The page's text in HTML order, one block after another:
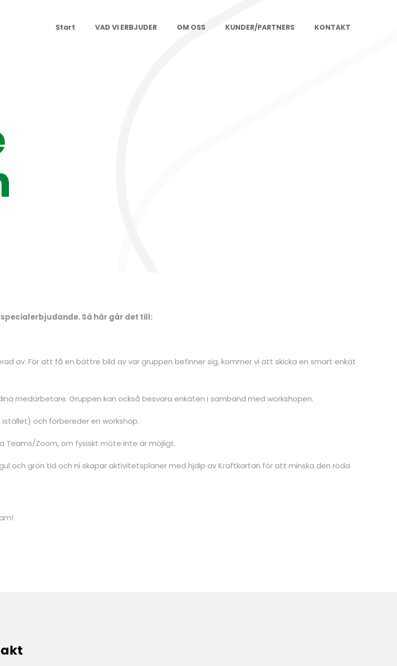
Start VAD VI ERBJUDER OM OSS KUNDER/PARTNERS KONTAKT
Så här går det till:
av. För att få en bättre bild av var gruppen befinner sig, kommer vi att skicka en smart enkät
medarbetare. Gruppen kan också besvara enkäten i samband med workshopen.
och förbereder en workshop.
Teams/Zoom, om fysiskt möte inte är möjligt.
och grön tid och ni skapar aktivitetsplaner med hjälp av Kraftkartan för att minska den röda